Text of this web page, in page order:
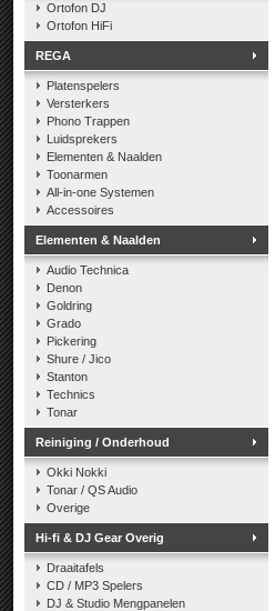
Ortofon DJ
Ortofon HiFi
REGA
Platenspelers
Versterkers
Phono Trappen
Luidsprekers
Elementen & Naalden
Toonarmen
All-in-one Systemen
Accessoires
Elementen & Naalden
Audio Technica
Denon
Goldring
Grado
Pickering
Shure / Jico
Stanton
Technics
Tonar
Reiniging / Onderhoud
Okki Nokki
Tonar / QS Audio
Overige
Hi-fi & DJ Gear Overig
Draaitafels
CD / MP3 Spelers
DJ & Studio Mengpanelen